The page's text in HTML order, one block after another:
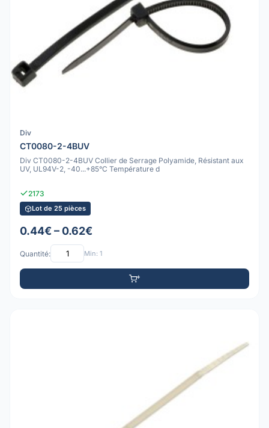
Div
CT0080-2-4BUV
Div CT0080-2-4BUV Collier de Serrage Polyamide, Résistant aux
UV, UL94V-2, -40...+85°C Température d
2173
Lot de 25 pièces
0.44€ – 0.62€
Quantité: Min: 1